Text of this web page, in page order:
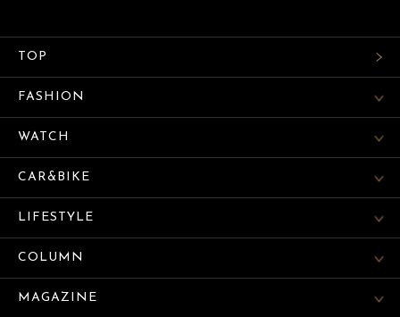
TOP
FASHION
WATCH
CAR&BIKE
LIFESTYLE
COLUMN
MAGAZINE